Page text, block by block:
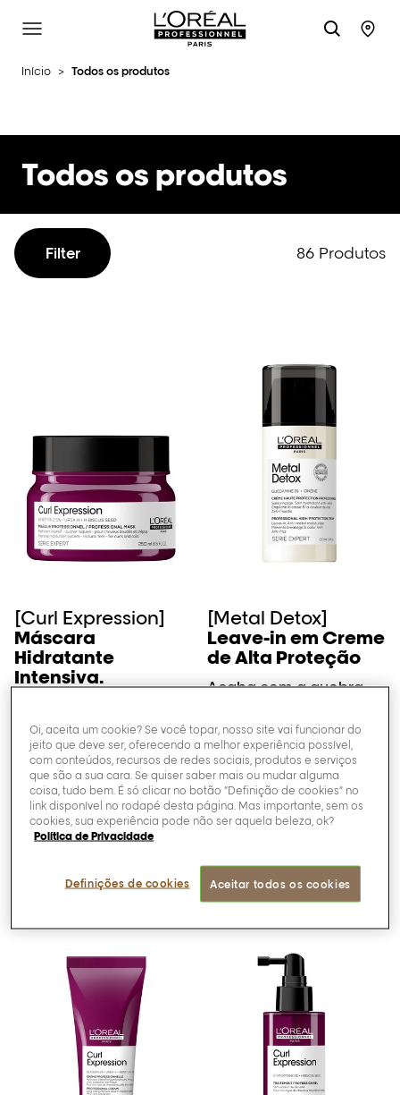
L'Oréal Professionnel Paris
Site Menu
Início > Todos os produtos
Todos os produtos
Filter 86 Produtos
[Curl Expression]
Máscara
Hidratante
Intensiva.
de brilho.
0/5 (0 avaliações)
SAIBA MAIS
[Metal Detox]
Leave-in em Creme
de Alta Proteção
Acaba com a quebra
0/5 (0 avaliações)
SAIBA MAIS
Oi, aceita um cookie? Se você topar, nosso site vai funcionar do
jeito que deve ser, oferecendo a melhor experiência possível,
com conteúdos, recursos de redes sociais, produtos e serviços
que são a sua cara. Se quiser saber mais ou mudar alguma
coisa, tudo bem. É só clicar no botão “Definição de cookies” no
link disponível no rodapé desta página. Mas importante, sem os
cookies, sua experiência pode não ser aquela beleza, ok?
Política de Privacidade
Definições de cookies Aceitar todos os cookies